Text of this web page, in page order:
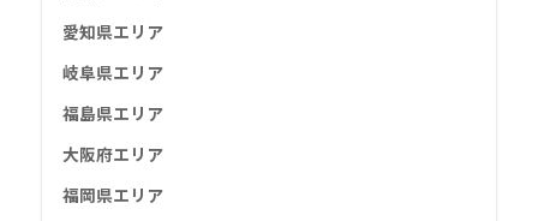
愛知県エリア
岐阜県エリア
福島県エリア
大阪府エリア
福岡県エリア